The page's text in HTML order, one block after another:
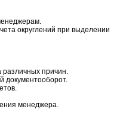
округлений при выделении
различных причин.
документооборот.
менеджера.